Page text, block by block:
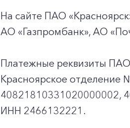
На сайте ПАО
АО «Газпромбанк», АО
Платежные реквизиты
Красноярское отделение
40821810331020000002,
ИНН 2466132221.